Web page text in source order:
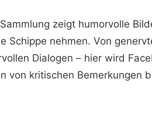
zeigt humorvolle
Schippe nehmen. Von
Dialogen – hier wird
von kritischen Bemerkungen